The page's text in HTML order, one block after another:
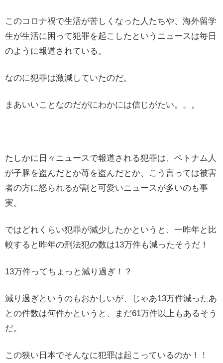
このコロナ禍で生活が苦しくなった人たちや、海外留学
生が生活に困って犯罪を起こしたというニュースは毎日
のように報道されている。
なのに犯罪は激減していたのだ。
まあいいことなのだがにわかには信じがたい。。。
たしかに日々ニュースで報道される犯罪は、ベトナム人
が子豚を盗んだとか苺を盗んだとか、こう言っては被害
者の方に怒られるが割と可愛いニュースが多いのも事
実。
ではどれくらい犯罪が減少したかというと、一昨年と比
較すると昨年の刑法犯の数は13万件も減ったそうだ！
13万件ってちょっと減り過ぎ！？
減り過ぎというのもおかしいが、じゃあ13万件減ったあ
との件数は何件かというと、まだ61万件以上もあるそう
だ。
この狭い日本でそんなに犯罪は起こっているのか！！